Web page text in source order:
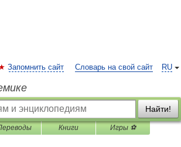
RU
Запомнить сайт Словарь на свой сайт
Найти!
Книги Игры ⚽